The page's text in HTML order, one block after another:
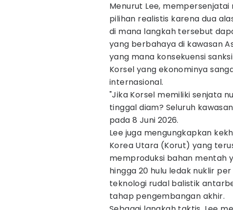
Menurut Lee,
pilihan realistis karena dua
di mana langkah tersebut
yang berbahaya di kawasan
yang mana konsekuensi
Korsel yang ekonominya
internasional.
"Jika Korsel memiliki senjata
tinggal diam? Seluruh
pada 8 Juni 2026.
Lee juga mengungkapkan
Korea Utara (Korut) yang
memproduksi bahan mentah
hingga 20 hulu ledak nuklir
teknologi rudal balistik
tahap pengembangan akhir.